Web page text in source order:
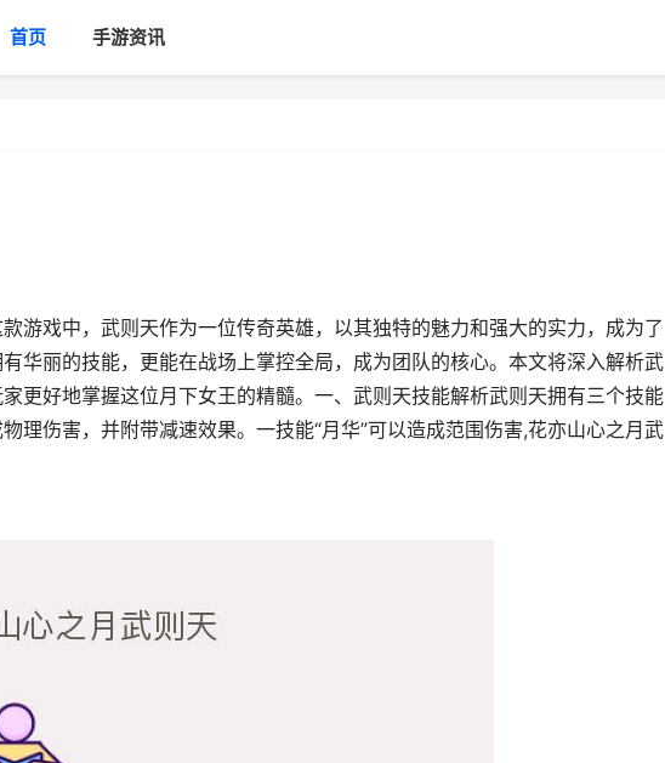
首页 手游资讯
游戏中，武则天作为一位传奇英雄，以其独特的魅力和强大的实力，成为了
华丽的技能，更能在战场上掌控全局，成为团队的核心。本文将深入解析武
更好地掌握这位月下女王的精髓。一、武则天技能解析武则天拥有三个技能
理伤害，并附带减速效果。一技能“月华”可以造成范围伤害,花亦山心之月武